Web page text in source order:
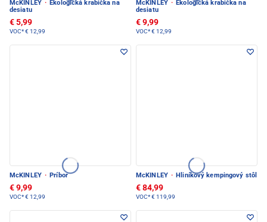
McKINLEY · Ekologická krabička na
desiatu
€ 5,99
VOC*€ 12,99
McKINLEY · Ekologická krabička na
desiatu
€ 9,99
VOC*€ 12,99
McKINLEY · Príbor
€ 9,99
VOC*€ 12,99
McKINLEY · Hliníkový kempingový stôl
€ 84,99
VOC*€ 119,99